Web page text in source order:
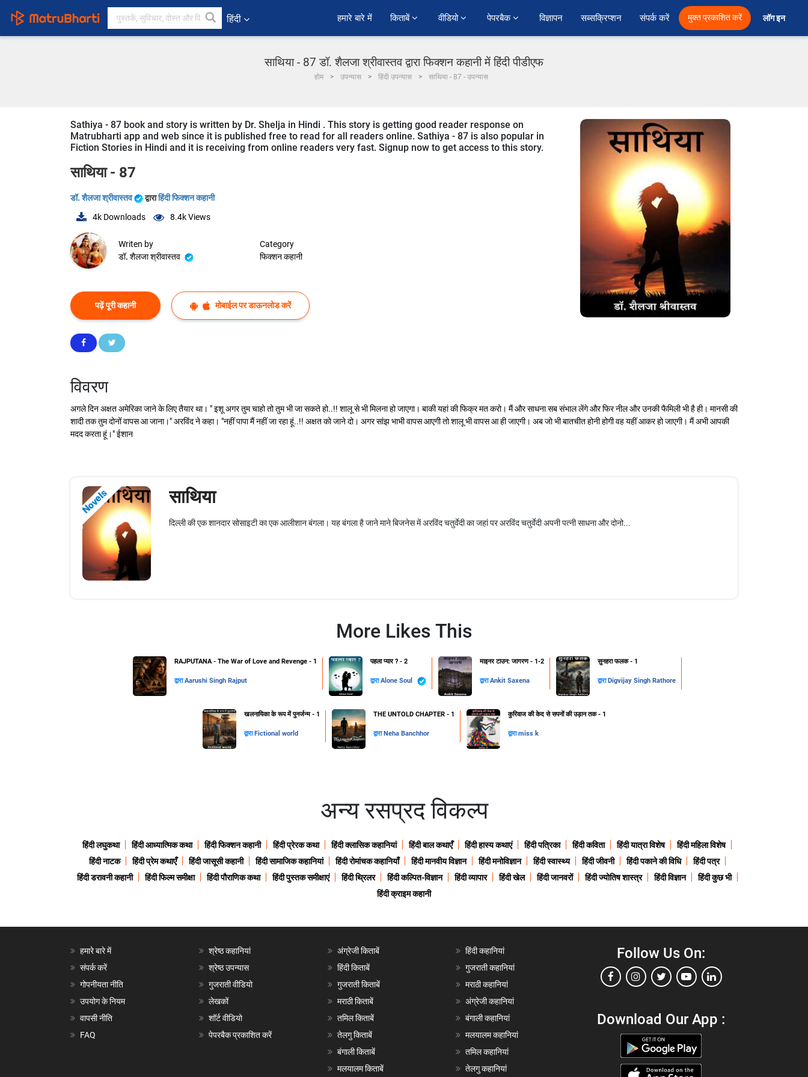
हिंदी हमारे बारे में किताबें वीडियो पेपरबैक विज्ञापन सब्सक्रिप्शन संपर्क करें मुक्त प्रकाशित करें लॉग इन
साथिया - 87 डॉ. शैलजा श्रीवास्तव द्वारा फिक्शन कहानी में हिंदी पीडीएफ
होम उपन्यास हिंदी उपन्यास साथिया - 87 - उपन्यास
Sathiya - 87 book and story is written by Dr. Shelja in Hindi . This story is getting good reader response on
Matrubharti app and web since it is published free to read for all readers online. Sathiya - 87 is also popular in
Fiction Stories in Hindi and it is receiving from online readers very fast. Signup now to get access to this story.
साथिया - 87
डॉ. शैलजा श्रीवास्तव द्वाराहिंदी फिक्शन कहानी
4k Downloads 8.4kViews
Writen by
डॉ. शैलजा श्रीवास्तव
Category
फिक्शन कहानी
पढ़ें पूरी कहानी मोबाईल पर डाऊनलोड करें
विवरण
अगले दिन अक्षत अमेरिका जाने के लिए तैयार था। " इशू अगर तुम चाहो तो तुम भी जा सकते हो..!! शालू से भी मिलना हो जाएगा। बाकी यहां की फिक्र मत करो। मैं और साधना सब संभाल लेंगे और फिर नील और उनकी फैमिली भी है ही। मानसी की
शादी तक तुम दोनों वापस आ जाना।" अरविंद ने कहा। "नहीं पापा मैं नहीं जा रहा हूं..!! अक्षत को जाने दो। अगर सांझ भाभी वापस आएगी तो शालू भी वापस आ ही जाएगी। अब जो भी बातचीत होनी होगी वह यहीं आकर हो जाएगी। मैं अभी आपकी
मदद करता हूं।" ईशान
Novels साथिया
दिल्ली की एक शानदार सोसाइटी का एक आलीशान बंगला। यह बंगला है जाने माने बिजनेस में अरविंद चतुर्वेदी का जहां पर अरविंद चतुर्वेदी अपनी पत्नी साधना और दोनो...
More Likes This
RAJPUTANA - The War of Love and Revenge - 1
द्वाराAarushi Singh Rajput
पहला प्यार ? - 2
द्वाराAlone Soul
माइनर टाउन: जागरण - 1-2
द्वाराAnkit Saxena
सुनहरा फलक - 1
द्वारा Digvijay Singh Rathore
खलनायिका के रूप में पुनर्जन्म - 1
द्वारा Fictional world
THE UNTOLD CHAPTER - 1
द्वारा Neha Banchhor
कुरिवाज की केद से सपनों की उड़ान तक - 1
द्वाराmiss k
अन्य रसप्रद विकल्प
हिंदी लघुकथा हिंदी आध्यात्मिक कथा हिंदी फिक्शन कहानी हिंदी प्रेरक कथा हिंदी क्लासिक कहानियां हिंदी बाल कथाएँ हिंदी हास्य कथाएं हिंदी पत्रिका हिंदी कविता हिंदी यात्रा विशेष
हिंदी महिला विशेष
हिंदी नाटक
हिंदी प्रेम कथाएँ हिंदी जासूसी कहानी हिंदी सामाजिक कहानियां हिंदी रोमांचक कहानियाँ हिंदी मानवीय विज्ञान हिंदी मनोविज्ञान हिंदी स्वास्थ्य हिंदी जीवनी हिंदी पकाने की विधि
हिंदी पत्र
हिंदी डरावनी कहानी
हिंदी फिल्म समीक्षा हिंदी पौराणिक कथा हिंदी पुस्तक समीक्षाएं हिंदी थ्रिलर हिंदी कल्पित-विज्ञान हिंदी व्यापार हिंदी खेल हिंदी जानवरों हिंदी ज्योतिष शास्त्र हिंदी विज्ञान
हिंदी कुछ भी
हिंदी क्राइम कहानी
हमारे बारे में
संपर्क करें
गोपनीयता नीति
उपयोग के नियम
वापसी नीति
FAQ
श्रेष्ठ कहानियां
श्रेष्ठ उपन्यास
गुजराती वीडियो
लेखकों
शॉर्ट वीडियो
पेपरबैक प्रकाशित करें
अंग्रेजी किताबें
हिंदी किताबें
गुजराती किताबें
मराठी किताबें
तमिल किताबें
तेलगु किताबें
बंगाली किताबें
मलयालम किताबें
हिंदी कहानियां
गुजराती कहानियां
मराठी कहानियां
अंग्रेजी कहानियां
बंगाली कहानियां
मलयालम कहानियां
तमिल कहानियां
तेलगु कहानियां
Follow Us On:
Download Our App :